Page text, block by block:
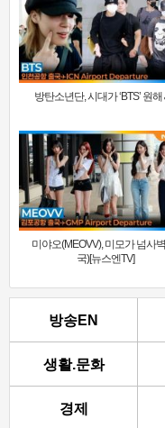
방탄소년단, 시대가 ‘BTS’ 원해
미야오(MEOVV), 미모가 넘사
국)[뉴스엔TV]
방송EN
생활.문화
경제